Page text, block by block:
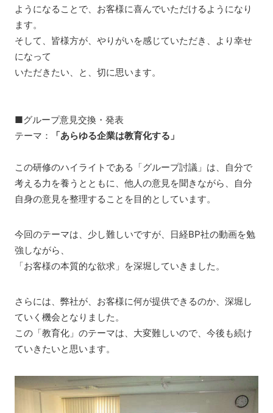
ようになることで、お客様に喜んでいただけるようになり
ます。
そして、皆様方が、やりがいを感じていただき、より幸せ
になって
いただきたい、と、切に思います。
■グループ意見交換・発表
テーマ：
「あらゆる企業は教育化する」
この研修のハイライトである「グループ討議」は、自分で
考える力を養うとともに、他人の意見を聞きながら、自分
自身の意見を整理することを目的としています。
今回のテーマは、少し難しいですが、日経BP社の動画を勉
強しながら、
「お客様の本質的な欲求」を深堀していきました。
さらには、弊社が、お客様に何が提供できるのか、深堀し
ていく機会となりました。
この「教育化」のテーマは、大変難しいので、今後も続け
ていきたいと思います。